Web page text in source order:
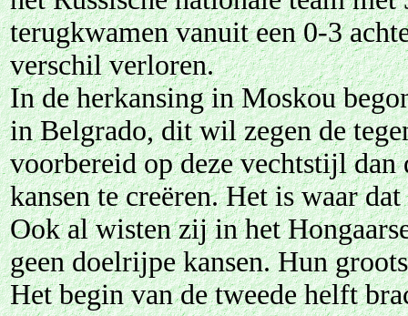
terugkwamen vanuit een 0-3
verschil verloren.
In de herkansing in Moskou
in Belgrado, dit wil zegen de
voorbereid op deze vechtstijl
kansen te creëren. Het is waar
Ook al wisten zij in het
geen doelrijpe kansen. Hun
Het begin van de tweede helft